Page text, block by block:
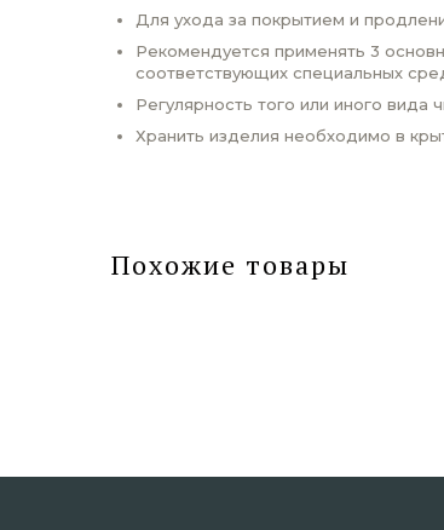
Для ухода за покрытием и
Рекомендуется применять 3
соответствующих специальных
Регулярность того или иного вида
Хранить изделия необходимо в
Похожие товары